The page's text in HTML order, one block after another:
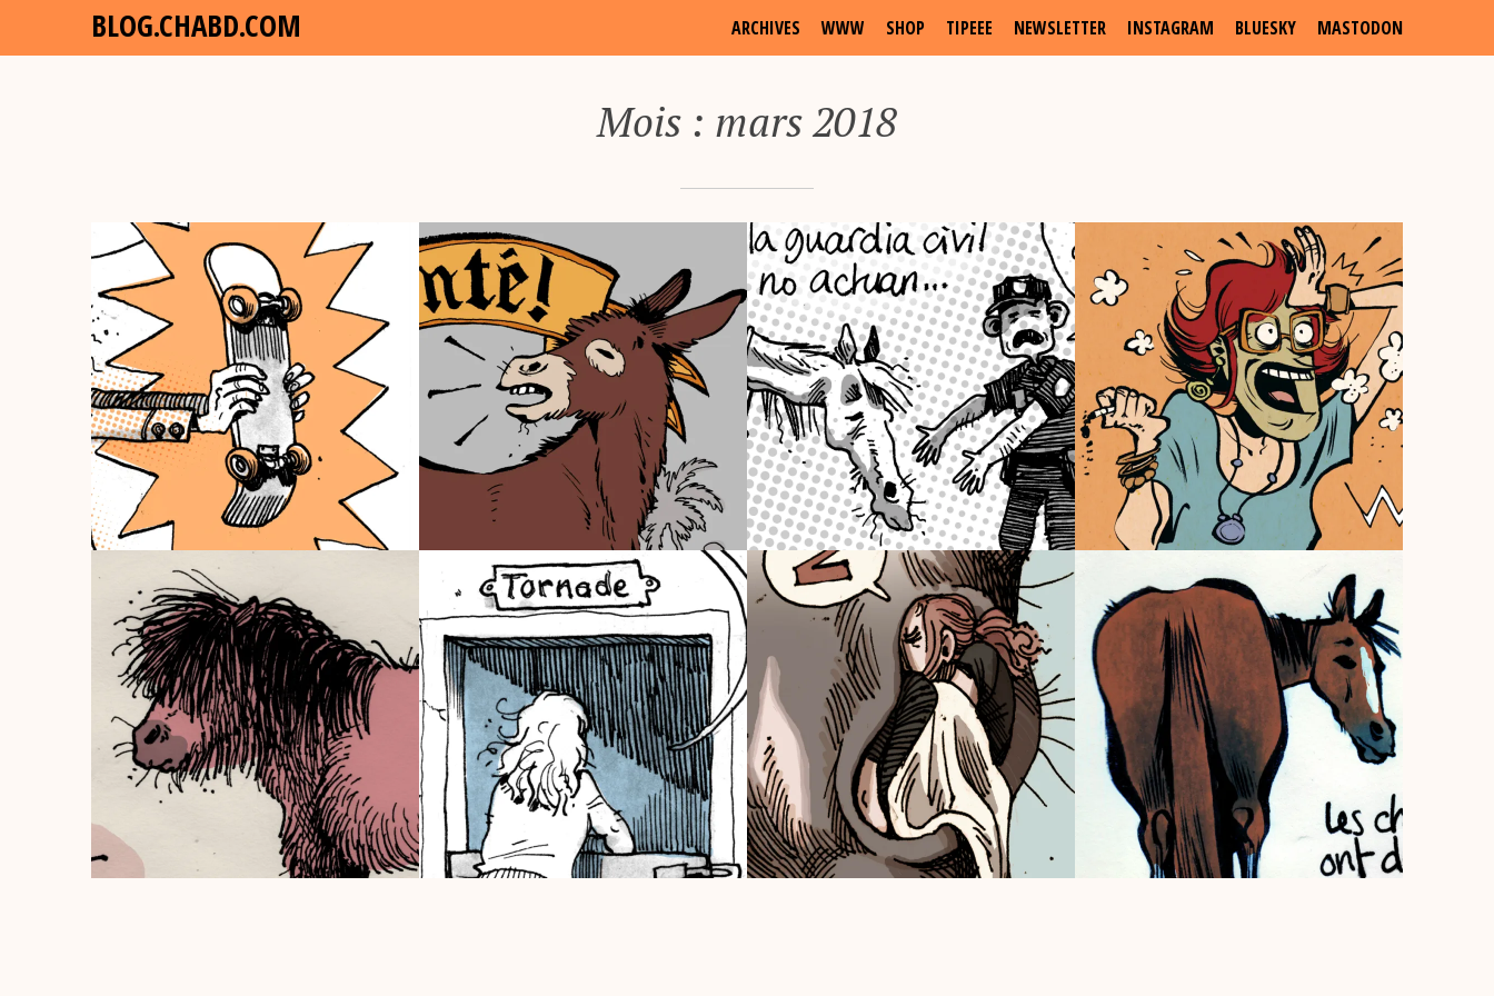
BLOG.CHABD.COM ARCHIVES WWW SHOP TIPEEE NEWSLETTER INSTAGRAM BLUESKY MASTODON
Mois : mars 2018
23/03/2018
PISSE D’ÂNE
19/03/2018
EASY HORSE CARE DANS
SAXIFONO COMIX
16/03/2018
LE VOILE NOIR :
EXTRAITS
09/03/2018
L’APPEL DE LA GLISSE
05/03/2018
DOUCEUR NASEAUX
02/03/2018
LES UKS